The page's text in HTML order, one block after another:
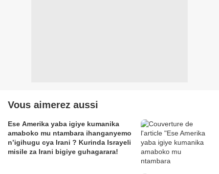
Vous aimerez aussi
Ese Amerika yaba igiye kumanika
amaboko mu ntambara ihanganyemo
n’igihugu cya Irani ? Kurinda Israyeli
misile za Irani bigiye guhagarara!